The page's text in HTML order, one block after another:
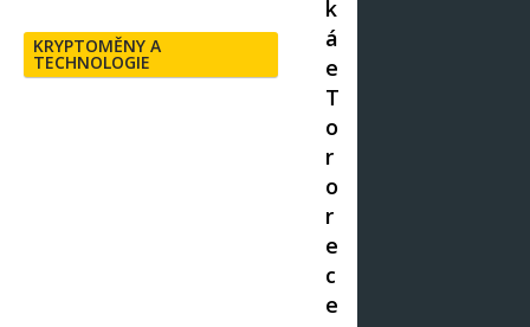
KRYPTOMĚNY A
TECHNOLOGIE
k
á
e
T
o
r
o
r
e
c
e